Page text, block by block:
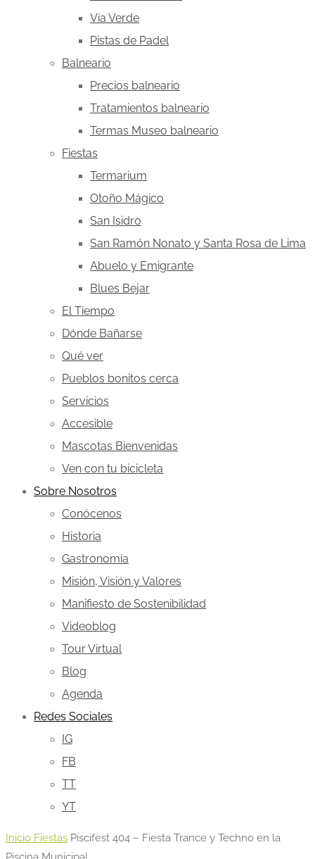
Vía Verde
Pistas de Padel
Balneario
Precios balneario
Tratamientos balneario
Termas Museo balneario
Fiestas
Termarium
Otoño Mágico
San Isidro
San Ramón Nonato y Santa Rosa de Lima
Abuelo y Emigrante
Blues Bejar
El Tiempo
Dónde Bañarse
Qué ver
Pueblos bonitos cerca
Servicios
Accesible
Mascotas Bienvenidas
Ven con tu bicicleta
Sobre Nosotros
Conócenos
Historia
Gastronomía
Misión, Visión y Valores
Manifiesto de Sostenibilidad
Videoblog
Tour Virtual
Blog
Agenda
Redes Sociales
IG
FB
TT
YT
Inicio Fiestas Piscifest 404 – Fiesta Trance y Techno en la